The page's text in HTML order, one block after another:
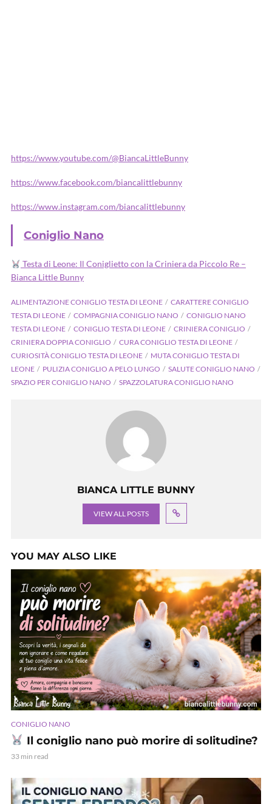
https://www.youtube.com/@BiancaLittleBunny
https://www.facebook.com/biancalittlebunny
https://www.instagram.com/biancalittlebunny
Coniglio Nano
Testa di Leone: Il Coniglietto con la Criniera da Piccolo Re –
Bianca Little Bunny
ALIMENTAZIONE CONIGLIO TESTA DI LEONE
CARATTERE CONIGLIO
TESTA DI LEONE
COMPAGNIA CONIGLIO NANO
CONIGLIO NANO
TESTA DI LEONE
CONIGLIO TESTA DI LEONE
CRINIERA CONIGLIO
CRINIERA DOPPIA CONIGLIO
CURA CONIGLIO TESTA DI LEONE
CURIOSITÀ CONIGLIO TESTA DI LEONE
MUTA CONIGLIO TESTA DI
LEONE
PULIZIA CONIGLIO A PELO LUNGO
SALUTE CONIGLIO NANO
SPAZIO PER CONIGLIO NANO
SPAZZOLATURA CONIGLIO NANO
BIANCA LITTLE BUNNY
VIEW ALL POSTS
YOU MAY ALSO LIKE
CONIGLIO NANO
Il coniglio nano può morire di solitudine?
33 min read